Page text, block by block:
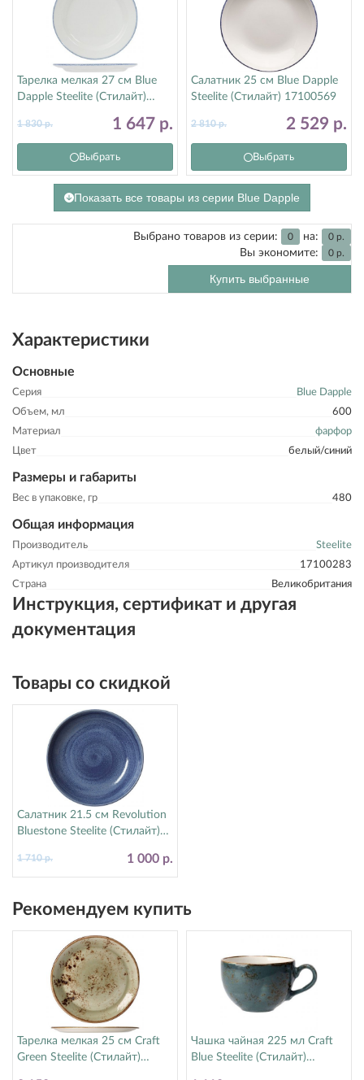
Тарелка мелкая 27 см Blue
Dapple Steelite (Стилайт)
1 647 р.
1 830р.
Выбрать
Салатник 25 см Blue Dapple
Steelite (Стилайт) 17100569
2 529 р.
2 810р.
Выбрать
Показать все товары из серии Blue Dapple
Выбрано товаров из серии: 0 на: 0 р.
Вы экономите: 0 р.
Купить выбранные
Характеристики
Основные
Серия
Blue Dapple
Объем, мл
600
Материал
фарфор
Цвет
белый/синий
Размеры и габариты
Вес в упаковке, гр 480
Общая информация
Производитель
Steelite
Артикул производителя
17100283
Страна
Великобритания
Инструкция, сертификат и другая
документация
Товары со скидкой
Салатник 21.5 см Revolution
Bluestone Steelite (Стилайт)
1 000 р.
1 710 р.
Рекомендуем купить
Тарелка мелкая 25 см Craft
Green Steelite (Стилайт)
Чашка чайная 225 мл Craft
Blue Steelite (Стилайт)